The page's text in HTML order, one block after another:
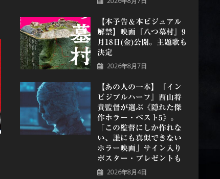
【本予告＆本ビジュアル
解禁】映画『八つ墓村』9
月18日(金)公開。主題歌も
決定
2026年8月7日
【あの人の一本】『イン
ビジブルハーフ』⻄⼭将
貴監督が選ぶ《隠れた傑
作ホラー・ベスト5》。
「この監督にしか作れな
い、誰にも真似できない
ホラー映画」サイン入り
ポスター・プレゼントも
2026年8月4日